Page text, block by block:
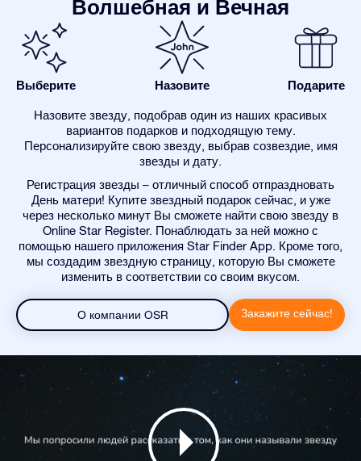
Волшебная и Вечная
Выберите Назовите Подарите
Назовите звезду, подобрав один из наших красивых
вариантов подарков и подходящую тему.
Персонализируйте свою звезду, выбрав созвездие, имя
звезды и дату.
Регистрация звезды – отличный способ отпраздновать
День матери! Купите звездный подарок сейчас, и уже
через несколько минут Вы сможете найти свою звезду в
Online Star Register. Понаблюдать за ней можно с
помощью нашего приложения Star Finder App. Кроме того,
мы создадим звездную страницу, которую Вы сможете
изменить в соответствии со своим вкусом.
О компании OSR Закажите сейчас!